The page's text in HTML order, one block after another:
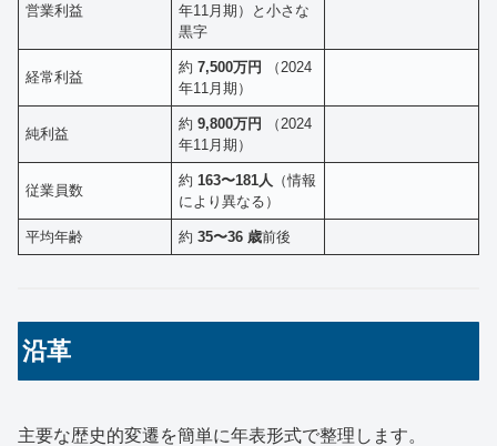
営業利益
年11月期）と小さな
黒字
経常利益
約7,500万円
（2024
年11月期）
純利益
約9,800万円
（2024
年11月期）
従業員数
約163〜181人 （情報
により異なる）
平均年齢 約35〜36 歳前後
沿革
主要な歴史的変遷を簡単に年表形式で整理します。